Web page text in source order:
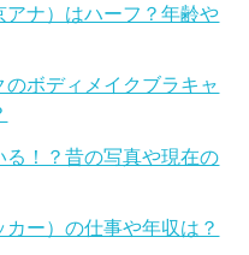
ナ）はハーフ？年齢や
ボディメイクブラキャ
！？昔の写真や現在の
ー）の仕事や年収は？